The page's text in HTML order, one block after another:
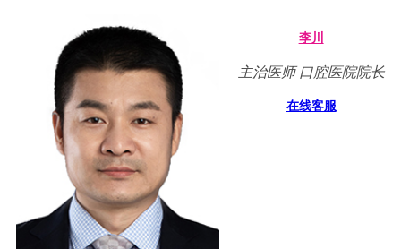
李川
主治医师 口腔医院院长
在线客服